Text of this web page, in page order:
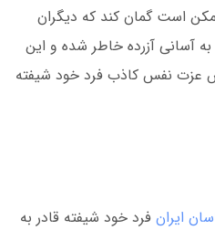
است گمان کند که دیگران
آسانی آزرده خاطر شده و این
عزت نفس کاذب فرد خود شیفته
ایران فرد خود شیفته قادر به